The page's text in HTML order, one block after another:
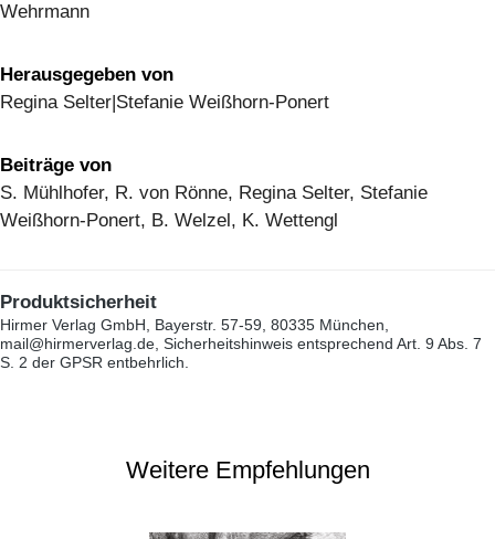
Wehrmann
Herausgegeben von
Regina Selter|Stefanie Weißhorn-Ponert
Beiträge von
S. Mühlhofer, R. von Rönne, Regina Selter, Stefanie
Weißhorn-Ponert, B. Welzel, K. Wettengl
Produktsicherheit
Hirmer Verlag GmbH, Bayerstr. 57-59, 80335 München,
mail@hirmerverlag.de, Sicherheitshinweis entsprechend Art. 9 Abs. 7
S. 2 der GPSR entbehrlich.
Weitere Empfehlungen